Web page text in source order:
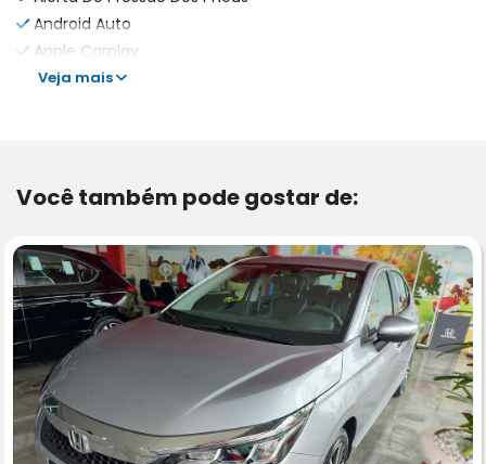
Android Auto
Apple Carplay
Veja mais
Você também pode gostar de: